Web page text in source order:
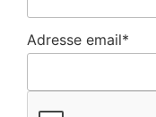
Adresse email*